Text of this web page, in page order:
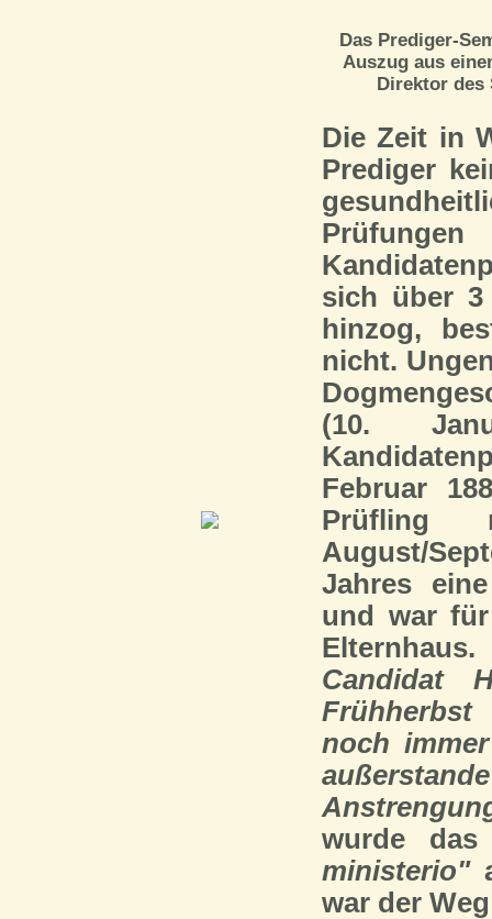
Das Prediger-
Auszug aus
Direktor des
Die Zeit in
Prediger
sich über 3
hinzog,
nicht.
(10.
Februar
Prüfling
August/
Jahres
und war
Candidat
noch
wurde
ministerio"
war der